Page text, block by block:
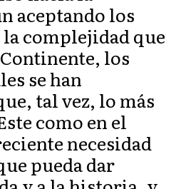
aceptando los
complejidad que
los
se han
tal vez, lo más
como en el
necesidad
pueda dar